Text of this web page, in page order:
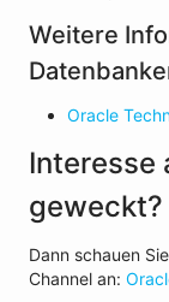
Weitere
Oracle
Interesse
geweckt?
Dann schauen
Channel an: